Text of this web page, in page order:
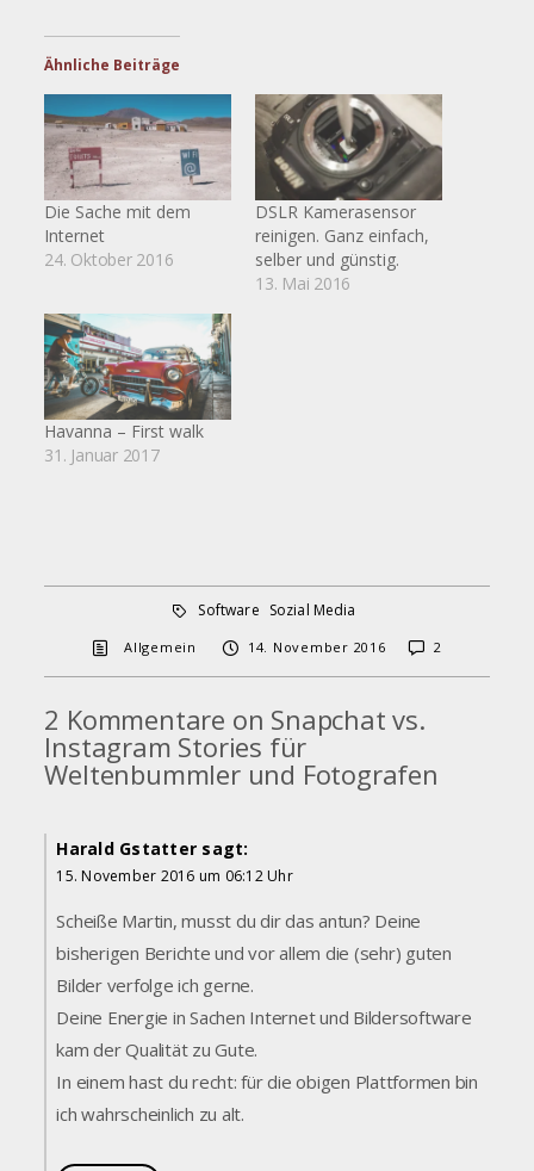
Ähnliche Beiträge
Die Sache mit dem
Internet
24. Oktober 2016
DSLR Kamerasensor
reinigen. Ganz einfach,
selber und günstig.
13. Mai 2016
Havanna – First walk
31. Januar 2017
Software Sozial Media
Allgemein 14. November 2016 2
2 Kommentare on Snapchat vs.
Instagram Stories für
Weltenbummler und Fotografen
Harald Gstatter sagt:
15. November 2016 um 06:12 Uhr
Scheiße Martin, musst du dir das antun? Deine
bisherigen Berichte und vor allem die (sehr) guten
Bilder verfolge ich gerne.
Deine Energie in Sachen Internet und Bildersoftware
kam der Qualität zu Gute.
In einem hast du recht: für die obigen Plattformen bin
ich wahrscheinlich zu alt.